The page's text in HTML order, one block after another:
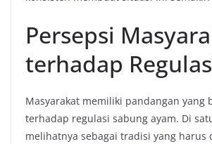
Persepsi
terhadap
Masyarakat memiliki pandangan yang
terhadap regulasi sabung ayam. Di
melihatnya sebagai tradisi yang harus